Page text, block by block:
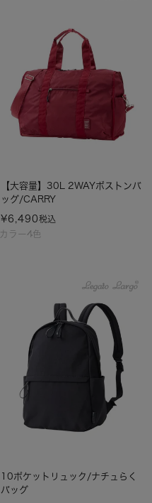
カラー4色
【大容量】30L 2WAYボストンバ
ッグ/CARRY
¥6,490税込
10ポケットリュック/ナチュらく
バッグ